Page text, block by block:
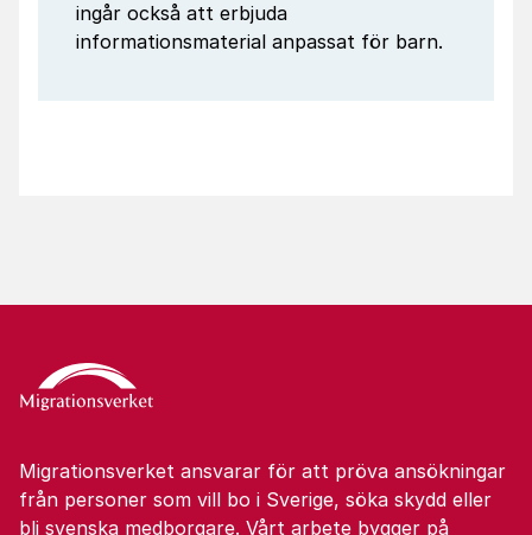
ingår också att erbjuda
informationsmaterial anpassat för barn.
Migrationsverket ansvarar för att pröva ansökningar
från personer som vill bo i Sverige, söka skydd eller
bli svenska medborgare. Vårt arbete bygger på